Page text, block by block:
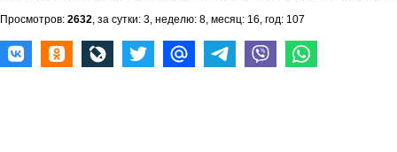
Просмотров: 2632, за сутки: 3, неделю: 8, месяц: 16, год: 107